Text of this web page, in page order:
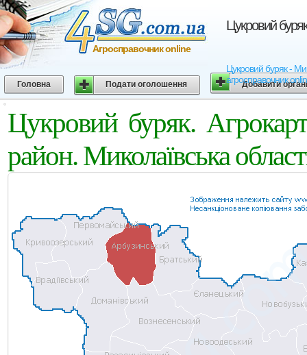
Цукровий
Цукровий буряк -
агросправочник
Агросправочник online
Головна Подати оголошення Добавити
Цукровий буряк.
район. Миколаївська